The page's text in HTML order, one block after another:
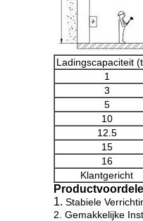
Ladingscapaciteit
1
3
5
10
12.5
15
16
Klantgericht
1. Stabiele
2. Gemakkelijke